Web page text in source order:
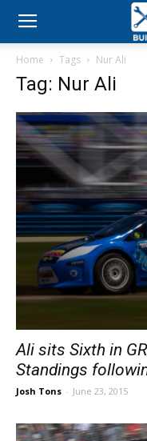
Build
Party
Home Tags Nur Ali
Tag: Nur Ali
Ali sits Sixth in
Standings
Josh Tons - June 23, 2015